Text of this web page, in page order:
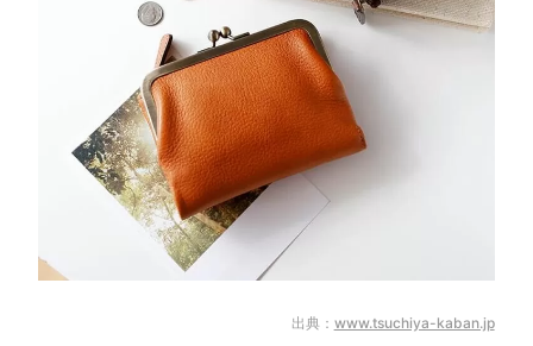
出典： www.tsuchiya-kaban.jp